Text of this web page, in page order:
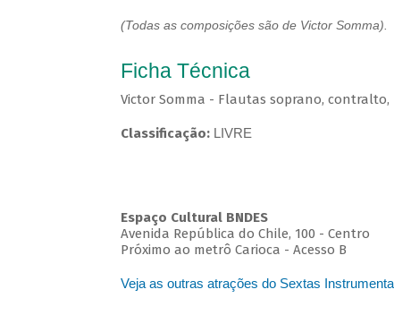
(Todas as composições são de Victor Somma).
Ficha Técnica
Victor Somma - Flautas soprano,
Classificação: LIVRE
Espaço Cultural BNDES
Avenida República do Chile, 100 - Centro
Próximo ao metrô Carioca - Acesso B
Veja as outras atrações do Sextas